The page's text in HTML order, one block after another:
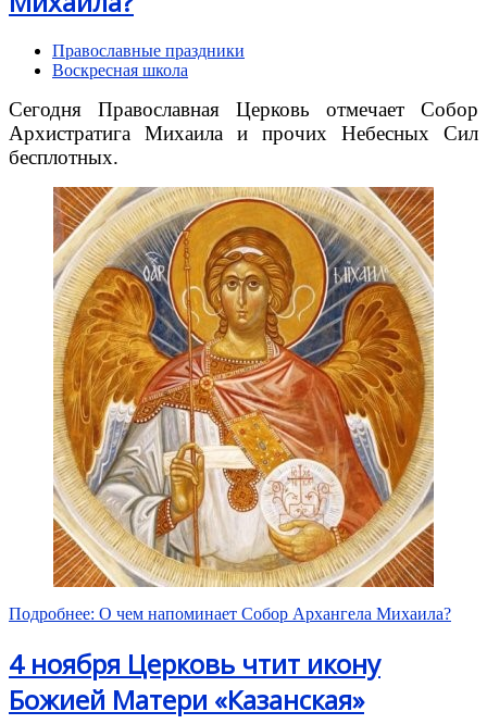
Православные праздники
Воскресная школа
Сегодня Православная Церковь отмечает Собор
Архистратига Михаила и прочих Небесных Сил
бесплотных.
Подробнее: О чем напоминает Собор Архангела Михаила?
4 ноября Церковь чтит икону
Божией Матери «Казанская»